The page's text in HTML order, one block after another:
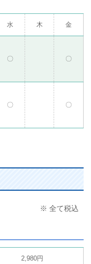
水 木 金
〇 〇
〇 〇
※ 全て税込
2,980円